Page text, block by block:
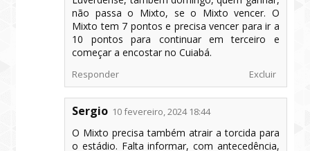
não passa o Mixto, se o Mixto vencer. O
Mixto tem 7 pontos e precisa vencer para ir a
10 pontos para continuar em terceiro e
começar a encostar no Cuiabá.
Responder Excluir
Sergio 10 fevereiro, 2024 18:44
O Mixto precisa também atrair a torcida para
o estádio. Falta informar, com antecedência,